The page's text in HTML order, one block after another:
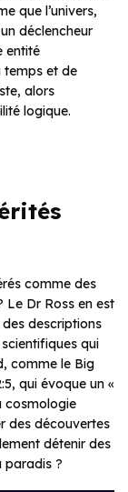
que l’univers,
déclencheur
entité
temps et de
alors
logique.
comme des
Le Dr Ross en est
descriptions
qui
comme le Big
qui évoque un «
cosmologie
des découvertes
détenir des
paradis ?